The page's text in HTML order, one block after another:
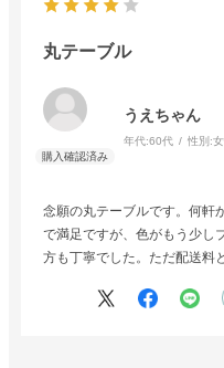
丸テーブル
うえちゃん
年代:60代 性別:
念願の丸テーブルです。何軒
で満足ですが、色がもう少し
方も丁寧でした。ただ配送料